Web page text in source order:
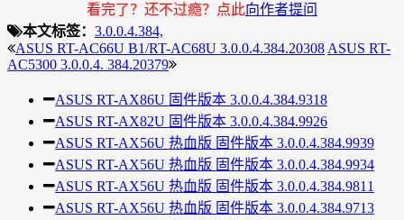
看完了？还不过瘾？点此向作者提问
本文标签： 3.0.0.4.384,
ASUS RT-AC66U B1/RT-AC68U 3.0.0.4.384.20308 ASUS RT-
AC5300 3.0.0.4. 384.20379
ASUS RT-AX86U 固件版本 3.0.0.4.384.9318
ASUS RT-AX82U 固件版本 3.0.0.4.384.9926
ASUS RT-AX56U 热血版 固件版本 3.0.0.4.384.9939
ASUS RT-AX56U 热血版 固件版本 3.0.0.4.384.9934
ASUS RT-AX56U 热血版 固件版本 3.0.0.4.384.9811
ASUS RT-AX56U 热血版 固件版本 3.0.0.4.384.9713